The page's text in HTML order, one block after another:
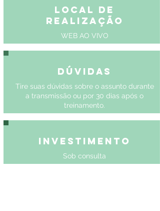
Local de
Realização
WEB AO VIVO
Dúvidas
Tire suas dúvidas sobre o assunto durante
a transmissão ou por 30 dias após o
treinamento.
Investimento
Sob consulta